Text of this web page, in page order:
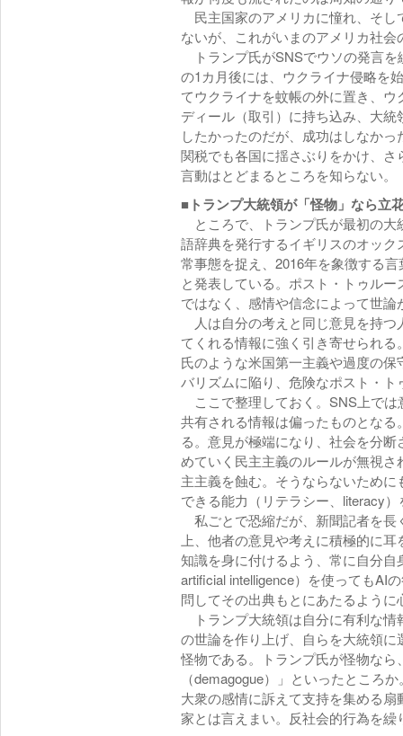
民主国家のアメリカに憧れ、そし
ないが、これがいまのアメリカ社
トランプ氏がSNSでウソの発言を
の1カ月後には、ウクライナ侵略を
てウクライナを蚊帳の外に置き、
ディール（取引）に持ち込み、大
したかったのだが、成功はしなか
関税でも各国に揺さぶりをかけ、
言動はとどまるところを知らない。
■トランプ大統領が「怪物」なら立
ところで、トランプ氏が最初の大
語辞典を発行するイギリスのオッ
常事態を捉え、2016年を象徴する
と発表している。ポスト・トゥル
ではなく、感情や信念によって世
人は自分の考えと同じ意見を持つ
てくれる情報に強く引き寄せられ
氏のような米国第一主義や過度の
バリズムに陥り、危険なポスト・ト
ここで整理しておく。SNS上で
共有される情報は偏ったものとな
る。意見が極端になり、社会を分
めていく民主主義のルールが無視
主主義を蝕む。そうならないため
できる能力（リテラシー、literacy
私ごとで恐縮だが、新聞記者を長
上、他者の意見や考えに積極的に
知識を身に付けるよう、常に自分
artificial intelligence）を使ってもAI
問してその出典もとにあたるように
トランプ大統領は自分に有利な情
の世論を作り上げ、自らを大統領
怪物である。トランプ氏が怪物な
（demagogue）」といったところ
大衆の感情に訴えて支持を集める
家とは言えまい。反社会的行為を